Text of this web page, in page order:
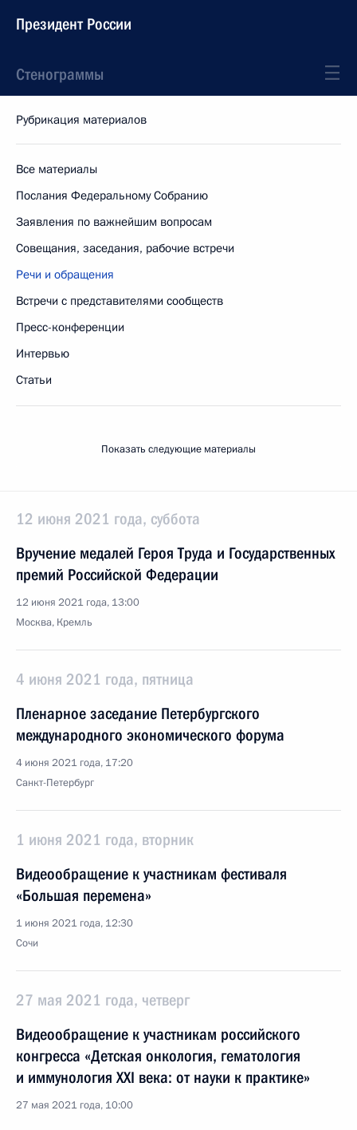
Президент России
Стенограммы
Рубрикация материалов
Все материалы
Послания Федеральному Собранию
Заявления по важнейшим вопросам
Совещания, заседания, рабочие встречи
Речи и обращения
Встречи с представителями сообществ
Пресс-конференции
Интервью
Статьи
Показать следующие материалы
12 июня 2021 года, суббота
Вручение медалей Героя Труда и Государственных
премий Российской Федерации
12 июня 2021 года, 13:00
Москва, Кремль
4 июня 2021 года, пятница
Пленарное заседание Петербургского
международного экономического форума
4 июня 2021 года, 17:20
Санкт-Петербург
1 июня 2021 года, вторник
Видеообращение к участникам фестиваля
«Большая перемена»
1 июня 2021 года, 12:30
Сочи
27 мая 2021 года, четверг
Видеообращение к участникам российского
конгресса «Детская онкология, гематология
и иммунология XXI века: от науки к практике»
27 мая 2021 года, 10:00